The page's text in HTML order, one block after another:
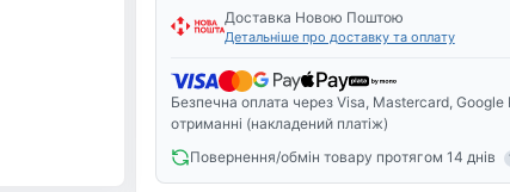
Magenta
(CN055AE)
кількість
Доставка Новою Поштою
Детальніше про доставку та оплату
Безпечна оплата через Visa, Mastercard,
отриманні (накладений платіж)
Повернення/обмін товару протягом 14 днів